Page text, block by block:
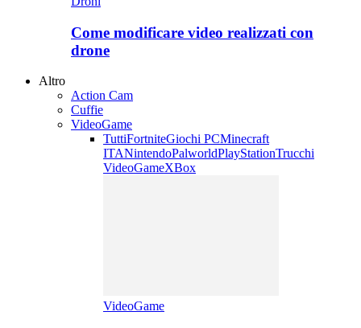
Come modificare video realizzati con
drone
Altro
Action Cam
Cuffie
VideoGame
TuttiFortniteGiochi PCMinecraft
ITANintendoPalworldPlayStationTrucchi
VideoGameXBox
VideoGame